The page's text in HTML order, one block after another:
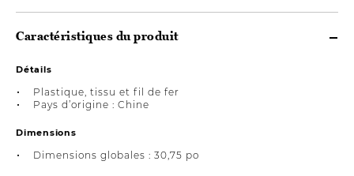
Caractéristiques du produit
Détails
Plastique, tissu et fil de fer
Pays d’origine : Chine
Dimensions
Dimensions globales : 30,75 po